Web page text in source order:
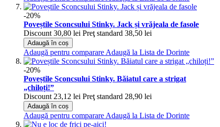
-20%
Poveștile Sconcsului Stinky. Jack și vrăjeala de fasole
Discount 30,80 lei Preţ standard 38,50 lei
Adaugă în coș
Adaugă pentru comparare Adaugă la Lista de Dorinte
-20%
Poveștile Sconcsului Stinky. Băiatul care a strigat
„chiloți!”
Discount 23,12 lei Preţ standard 28,90 lei
Adaugă în coș
Adaugă pentru comparare Adaugă la Lista de Dorinte